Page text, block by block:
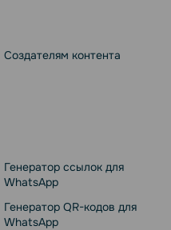
Создателям контента
Генератор ссылок для
WhatsApp
Генератор QR-кодов для
WhatsApp